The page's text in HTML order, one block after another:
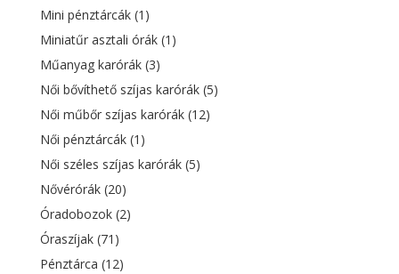
Mini pénztárcák (1)
Miniatűr asztali órák (1)
Műanyag karórák (3)
Női bővíthető szíjas karórák (5)
Női műbőr szíjas karórák (12)
Női pénztárcák (1)
Női széles szíjas karórák (5)
Nővérórák (20)
Óradobozok (2)
Óraszíjak (71)
Pénztárca (12)